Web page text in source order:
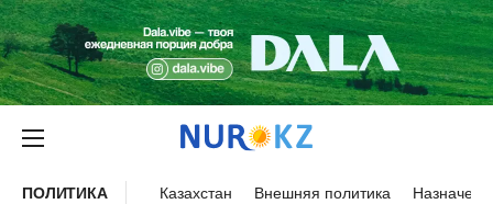
ПОЛИТИКА Казахстан Внешняя политика